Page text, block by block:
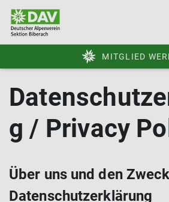
MITGLIED
g / Privacy
Über uns und den
Datenschutzerklärung